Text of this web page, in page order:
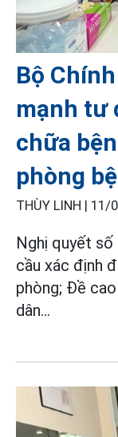
Bộ
mạnh tư
chữa
phòng
THÙY LINH | 11/
Nghị quyết số
cầu xác định
phòng; Đề
dân...